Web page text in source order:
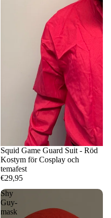
Squid Game Guard Suit - Röd
Kostym för Cosplay och
temafest
€29,95
Shy
Guy-
mask